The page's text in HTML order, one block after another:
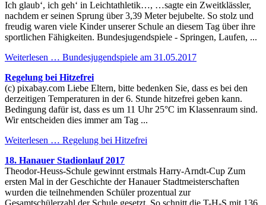
Ich glaub‘, ich geh‘ in Leichtathletik…, …sagte ein Zweitklässler,
nachdem er seinen Sprung über 3,39 Meter bejubelte. So stolz und
freudig waren viele Kinder unserer Schule an diesem Tag über ihre
sportlichen Fähigkeiten. Bundesjugendspiele - Springen, Laufen, ...
Weiterlesen … Bundesjugendspiele am 31.05.2017
Regelung bei Hitzefrei
(c) pixabay.com Liebe Eltern, bitte bedenken Sie, dass es bei den
derzeitigen Temperaturen in der 6. Stunde hitzefrei geben kann.
Bedingung dafür ist, dass es um 11 Uhr 25°C im Klassenraum sind.
Wir entscheiden dies immer am Tag ...
Weiterlesen … Regelung bei Hitzefrei
18. Hanauer Stadionlauf 2017
Theodor-Heuss-Schule gewinnt erstmals Harry-Arndt-Cup Zum
ersten Mal in der Geschichte der Hanauer Stadtmeisterschaften
wurden die teilnehmenden Schüler prozentual zur
Gesamtschülerzahl der Schule gesetzt. So schnitt die T-H-S mit 136